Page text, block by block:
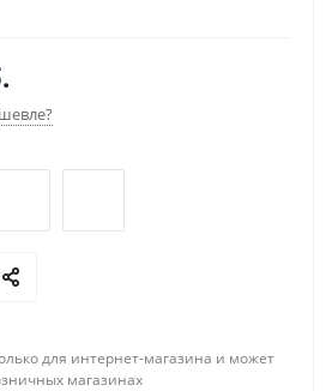
для интернет-магазина и может
магазинах